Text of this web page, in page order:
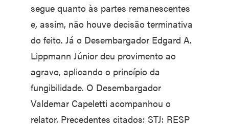
segue quanto às partes remanescentes
e, assim, não houve decisão terminativa
do feito. Já o Desembargador Edgard A.
Lippmann Júnior deu provimento ao
agravo, aplicando o princípio da
fungibilidade. O Desembargador
Valdemar Capeletti acompanhou o
relator. Precedentes citados: STJ: RESP